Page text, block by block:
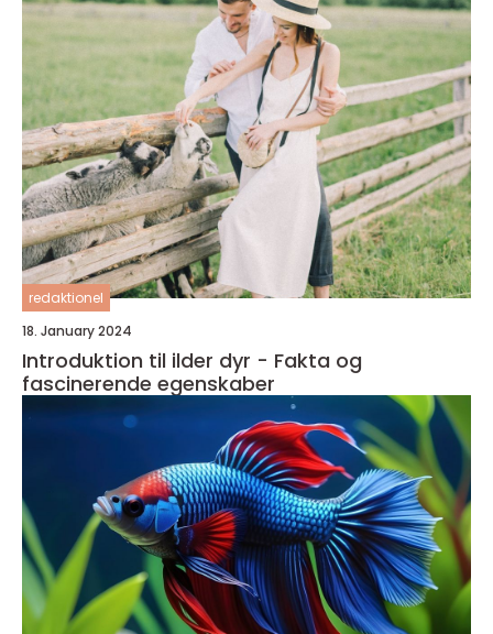
redaktionel
18. January 2024
Introduktion til ilder dyr - Fakta og
fascinerende egenskaber